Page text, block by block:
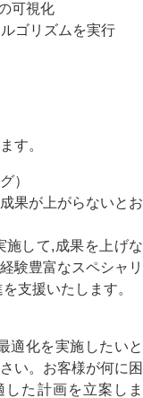
可視化
ゴリズムを実行
す。
）
果が上がらないとお
施して,成果を上げな
験豊富なスペシャリ
支援いたします。
適化を実施したいと
い。お客様が何に困
た計画を立案しま